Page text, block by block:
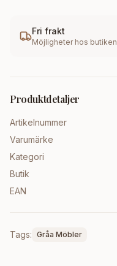
Fri frakt
Möjligheter hos butiken
Produktdetaljer
Artikelnummer
Varumärke
Kategori
Butik
EAN
Tags: Gråa Möbler